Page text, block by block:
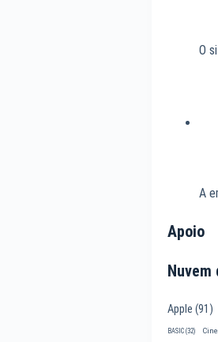
O
A
Apoio
Nuvem
Apple (91)
BASIC (32)